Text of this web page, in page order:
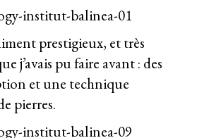
prestigieux, et très
j’avais pu faire avant : des
et une technique
pierres.